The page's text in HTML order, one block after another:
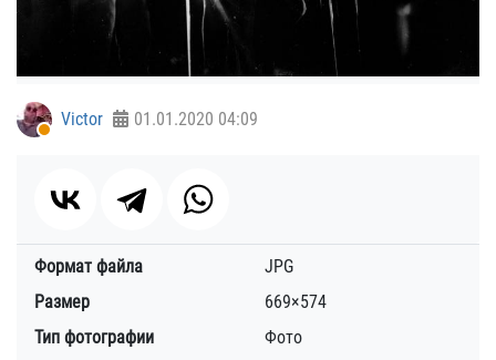
Victor 01.01.2020 04:09
Формат файла
JPG
Размер
669×574
Тип фотографии
Фото